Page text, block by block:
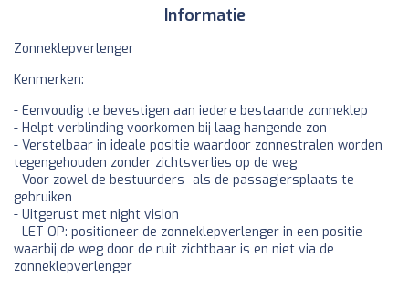
Informatie
Zonneklepverlenger
Kenmerken:
- Eenvoudig te bevestigen aan iedere bestaande zonneklep
- Helpt verblinding voorkomen bij laag hangende zon
- Verstelbaar in ideale positie waardoor zonnestralen worden
tegengehouden zonder zichtsverlies op de weg
- Voor zowel de bestuurders- als de passagiersplaats te
gebruiken
- Uitgerust met night vision
- LET OP: positioneer de zonneklepverlenger in een positie
waarbij de weg door de ruit zichtbaar is en niet via de
zonneklepverlenger